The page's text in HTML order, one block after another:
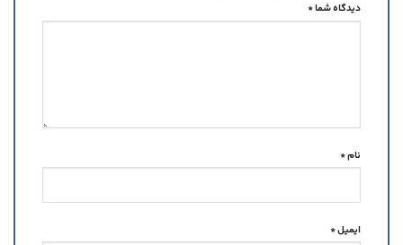
دیدگاه شما*
نام*
ایمیل*